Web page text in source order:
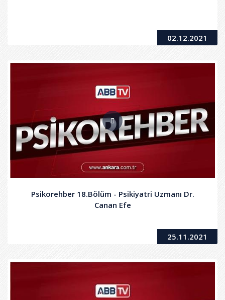
02.12.2021
Psikorehber 18.Bölüm - Psikiyatri Uzmanı Dr.
Canan Efe
25.11.2021